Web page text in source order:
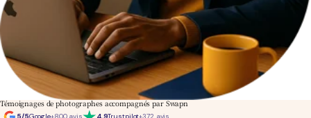
Témoignages de photographes accompagnés par Swapn
5/5Google+800 avis 4,9Trustpilot+372 avis